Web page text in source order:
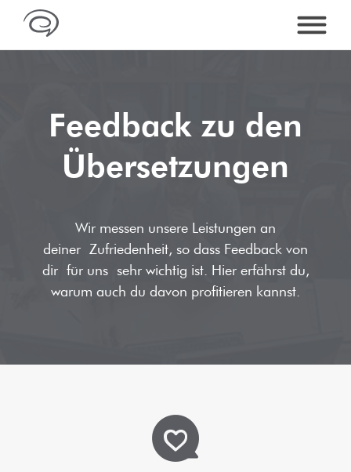
LEISTUNGEN
Alle Leistungen im Überblick
Lektorat und Korrektorat
DTP & Fremdsprachensatz
Lexikon der Übersetzungen
IT-Übersetzungen
Juristische Übersetzungen
SPRACHEN
Arabische Übersetzungen
Bosnische Übersetzungen
Griechische Übersetzungen
Preise für Übersetzungen & Sprachleistungen
ÜBER UNS
Qualität
Feedback zu den
Über­setzungen
Wir messen unsere Leistungen an
deiner Zufriedenheit, so dass Feedback von
dir für uns sehr wichtig ist. Hier erfährst du,
warum auch du davon profitieren kannst.